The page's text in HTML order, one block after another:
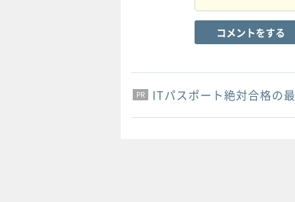
コメントをする
PR
PR
PR ITパスポート絶対合格の